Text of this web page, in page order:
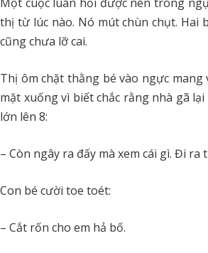
thị từ lúc nào. Nó mút chùn chụt. Hai
cũng chưa lỡ cai.
Thị ôm chặt thằng bé vào ngực
mặt xuống vì biết chắc rằng nhà gã
lớn lên 8:
– Còn ngây ra đấy mà xem cái gì. Đi
Con bé cười toe toét:
– Cắt rốn cho em hả bố.